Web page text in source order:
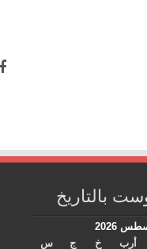
بالتاريخ
2026
أرب خ ج س